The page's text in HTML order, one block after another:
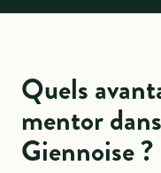
Quels
mentor
Giennoise ?